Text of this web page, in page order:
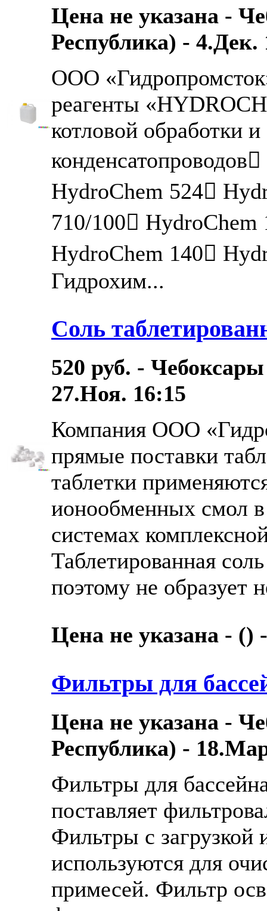
Цена не указана -
Республика) - 4.Дек.
ООО
реагенты
котловой обработки
HydroChem 524
710/100
HydroChem 140
Гидрохим...
Соль
520 руб. -
27.Ноя. 16:15
Компания ООО
прямые поставки
таблетки
ионообменных смол
системах
Таблетированная
поэтому не образует
Цена не указана - ()
Фильтры для
Цена не указана -
Республика) -
Фильтры для
поставляет
Фильтры с загрузкой
используются для
примесей. Фильтр